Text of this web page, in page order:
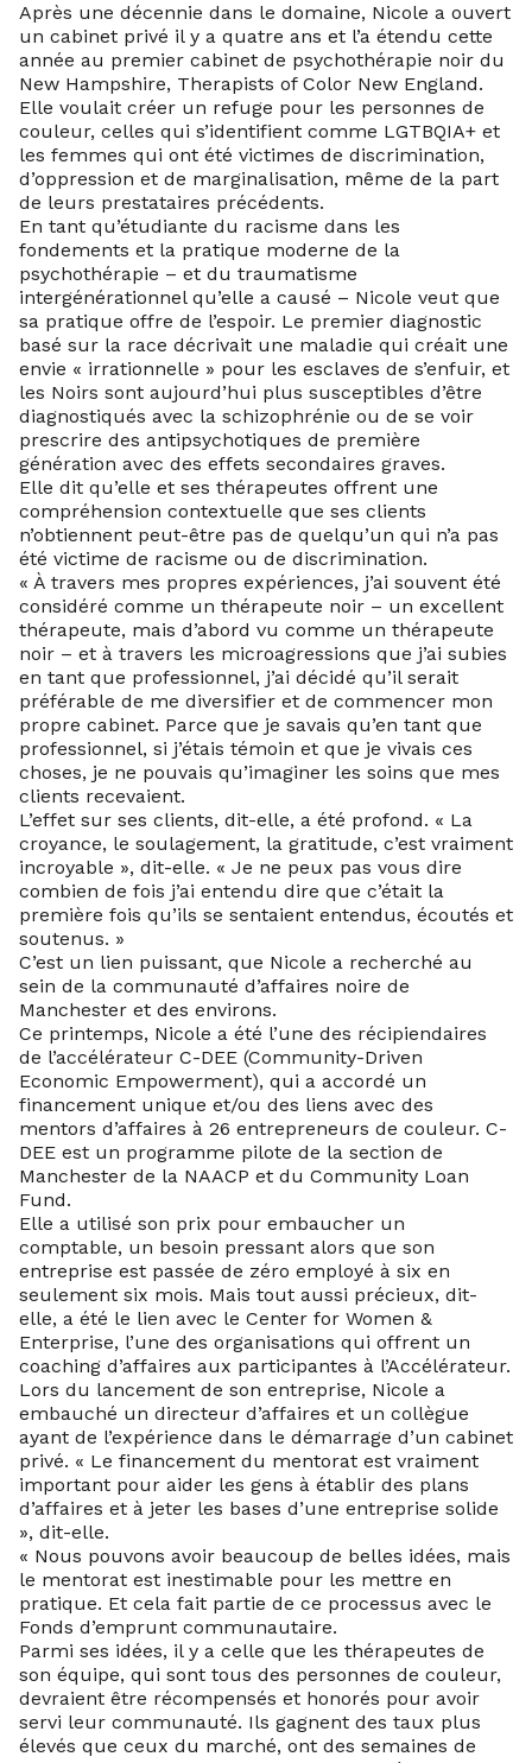
Après une décennie dans le domaine, Nicole a ouvert
un cabinet privé il y a quatre ans et l’a étendu cette
année au premier cabinet de psychothérapie noir du
New Hampshire, Therapists of Color New England.
Elle voulait créer un refuge pour les personnes de
couleur, celles qui s’identifient comme LGTBQIA+ et
les femmes qui ont été victimes de discrimination,
d’oppression et de marginalisation, même de la part
de leurs prestataires précédents.
En tant qu’étudiante du racisme dans les
fondements et la pratique moderne de la
psychothérapie – et du traumatisme
intergénérationnel qu’elle a causé – Nicole veut que
sa pratique offre de l’espoir. Le premier diagnostic
basé sur la race décrivait une maladie qui créait une
envie « irrationnelle » pour les esclaves de s’enfuir, et
les Noirs sont aujourd’hui plus susceptibles d’être
diagnostiqués avec la schizophrénie ou de se voir
prescrire des antipsychotiques de première
génération avec des effets secondaires graves.
Elle dit qu’elle et ses thérapeutes offrent une
compréhension contextuelle que ses clients
n’obtiennent peut-être pas de quelqu’un qui n’a pas
été victime de racisme ou de discrimination.
« À travers mes propres expériences, j’ai souvent été
considéré comme un thérapeute noir – un excellent
thérapeute, mais d’abord vu comme un thérapeute
noir – et à travers les microagressions que j’ai subies
en tant que professionnel, j’ai décidé qu’il serait
préférable de me diversifier et de commencer mon
propre cabinet. Parce que je savais qu’en tant que
professionnel, si j’étais témoin et que je vivais ces
choses, je ne pouvais qu’imaginer les soins que mes
clients recevaient.
L’effet sur ses clients, dit-elle, a été profond. « La
croyance, le soulagement, la gratitude, c’est vraiment
incroyable », dit-elle. « Je ne peux pas vous dire
combien de fois j’ai entendu dire que c’était la
première fois qu’ils se sentaient entendus, écoutés et
soutenus. »
C’est un lien puissant, que Nicole a recherché au
sein de la communauté d’affaires noire de
Manchester et des environs.
Ce printemps, Nicole a été l’une des récipiendaires
de l’accélérateur C-DEE (Community-Driven
Economic Empowerment), qui a accordé un
financement unique et/ou des liens avec des
mentors d’affaires à 26 entrepreneurs de couleur. C-
DEE est un programme pilote de la section de
Manchester de la NAACP et du Community Loan
Fund.
Elle a utilisé son prix pour embaucher un
comptable, un besoin pressant alors que son
entreprise est passée de zéro employé à six en
seulement six mois. Mais tout aussi précieux, dit-
elle, a été le lien avec le Center for Women &
Enterprise, l’une des organisations qui offrent un
coaching d’affaires aux participantes à l’Accélérateur.
Lors du lancement de son entreprise, Nicole a
embauché un directeur d’affaires et un collègue
ayant de l’expérience dans le démarrage d’un cabinet
privé. « Le financement du mentorat est vraiment
important pour aider les gens à établir des plans
d’affaires et à jeter les bases d’une entreprise solide
», dit-elle.
« Nous pouvons avoir beaucoup de belles idées, mais
le mentorat est inestimable pour les mettre en
pratique. Et cela fait partie de ce processus avec le
Fonds d’emprunt communautaire.
Parmi ses idées, il y a celle que les thérapeutes de
son équipe, qui sont tous des personnes de couleur,
devraient être récompensés et honorés pour avoir
servi leur communauté. Ils gagnent des taux plus
élevés que ceux du marché, ont des semaines de